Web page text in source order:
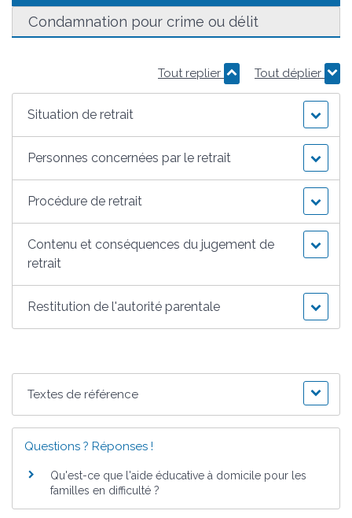
Condamnation pour crime ou délit
Tout replier Tout déplier
Situation de retrait
Personnes concernées par le retrait
Procédure de retrait
Contenu et conséquences du jugement de
retrait
Restitution de l'autorité parentale
Textes de référence
Questions ? Réponses !
Qu'est-ce que l'aide éducative à domicile pour les
familles en difficulté ?